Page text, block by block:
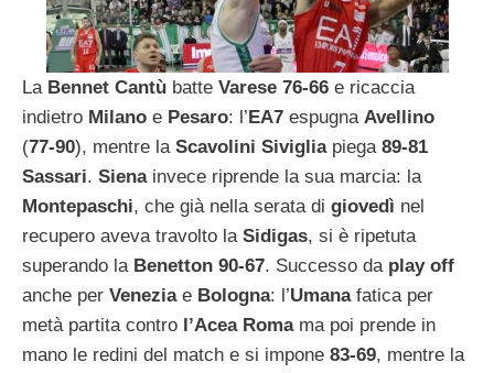
La Bennet Cantù batte Varese 76-66 e ricaccia
indietro Milano e Pesaro: l’ EA7 espugna Avellino
(77-90), mentre la Scavolini Sivigliapiega 89-81
Sassari. Sienainvece riprende la sua marcia: la
Montepaschi, che già nella serata di giovedì nel
recupero aveva travolto la Sidigas, si è ripetuta
superando la Benetton 90-67. Successo da play off
anche per Veneziae Bologna: l’Umanafatica per
metà partita contro l’Acea Romama poi prende in
mano le redini del match e si impone 83-69, mentre la